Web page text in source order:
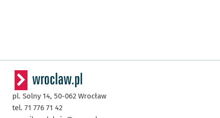
pl. Solny 14, 50-062 Wrocław
tel. 71 776 71 42